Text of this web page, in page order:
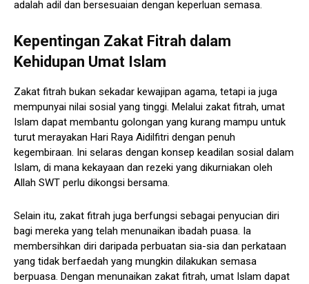
adalah adil dan bersesuaian dengan keperluan semasa.
Kepentingan Zakat Fitrah dalam
Kehidupan Umat Islam
Zakat fitrah bukan sekadar kewajipan agama, tetapi ia juga
mempunyai nilai sosial yang tinggi. Melalui zakat fitrah, umat
Islam dapat membantu golongan yang kurang mampu untuk
turut merayakan Hari Raya Aidilfitri dengan penuh
kegembiraan. Ini selaras dengan konsep keadilan sosial dalam
Islam, di mana kekayaan dan rezeki yang dikurniakan oleh
Allah SWT perlu dikongsi bersama.
Selain itu, zakat fitrah juga berfungsi sebagai penyucian diri
bagi mereka yang telah menunaikan ibadah puasa. Ia
membersihkan diri daripada perbuatan sia-sia dan perkataan
yang tidak berfaedah yang mungkin dilakukan semasa
berpuasa. Dengan menunaikan zakat fitrah, umat Islam dapat